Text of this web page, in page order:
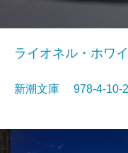
ライオネル・ホワ
新潮文庫 978-4-